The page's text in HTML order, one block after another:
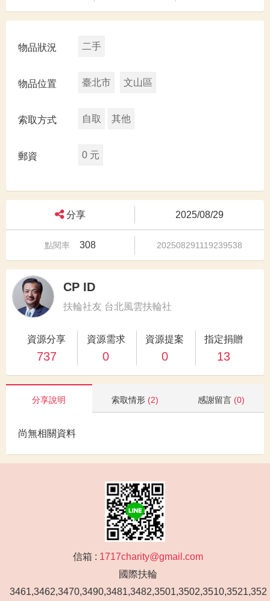
物品狀況 二手
物品位置 臺北市 文山區
索取方式 自取 其他
郵資 0 元
分享 2025/08/29
點閱率 308 202508291119239538
CP ID
扶輪社友 台北風雲扶輪社
資源分享
737
資源需求
0
資源提案
0
指定捐贈
13
分享說明 索取情形 (2) 感謝留言 (0)
尚無相關資料
信箱 : 1717charity@gmail.com
國際扶輪
3461,3462,3470,3490,3481,3482,3501,3502,3510,3521,352